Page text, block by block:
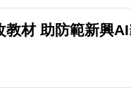
教材 助防範新興